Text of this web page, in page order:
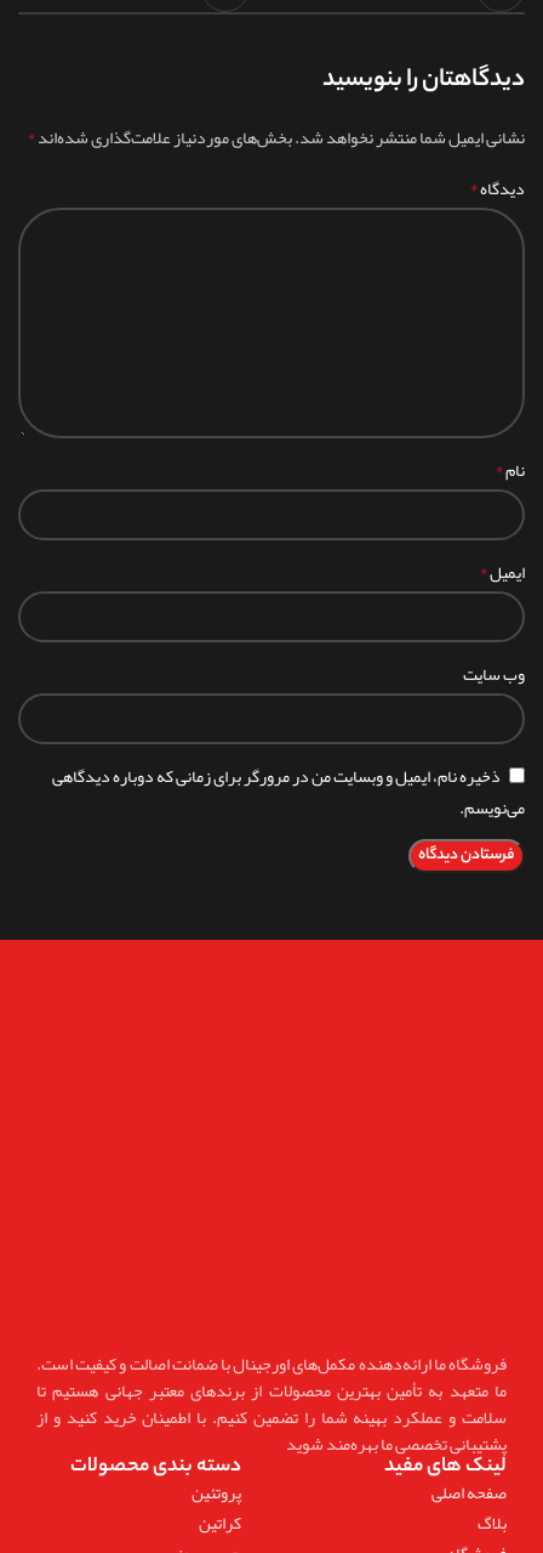
دیدگاهتان را بنویسید
نشانی ایمیل شما منتشر نخواهد شد.بخش‌های موردنیاز علامت‌گذاری شده‌اند*
دیدگاه*
نام*
ایمیل*
وب‌ سایت
ذخیره نام، ایمیل و وبسایت من در مرورگر برای زمانی که دوباره دیدگاهی
می‌نویسم.
فروشگاه ما ارائه‌دهنده مکمل‌های اورجینال با ضمانت اصالت و کیفیت است.
ما متعهد به تأمین بهترین محصولات از برندهای معتبر جهانی هستیم تا
سلامت و عملکرد بهینه شما را تضمین کنیم. با اطمینان خرید کنید و از
پشتیبانی تخصصی ما بهره‌مند شوید
لینک های مفید
صفحه اصلی
بلاگ
دسته بندی محصولات
پروتئین
کراتین